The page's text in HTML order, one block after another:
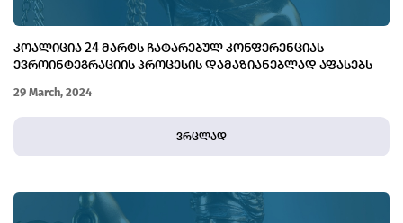
ᲙᲝᲐᲚᲘᲪᲘᲐ 24 ᲛᲐᲠᲢᲡ ᲩᲐᲢᲐᲠᲔᲑᲣᲚ ᲙᲝᲜᲤᲔᲠᲔᲜᲪᲘᲐᲡ
ᲔᲕᲠᲝᲘᲜᲢᲔᲒᲠᲐᲪᲘᲘᲡ ᲞᲠᲝᲪᲔᲡᲘᲡ ᲓᲐᲛᲐᲖᲘᲐᲜᲔᲑᲚᲐᲓ ᲐᲤᲐᲡᲔᲑᲡ
29 March, 2024
ვრცლად